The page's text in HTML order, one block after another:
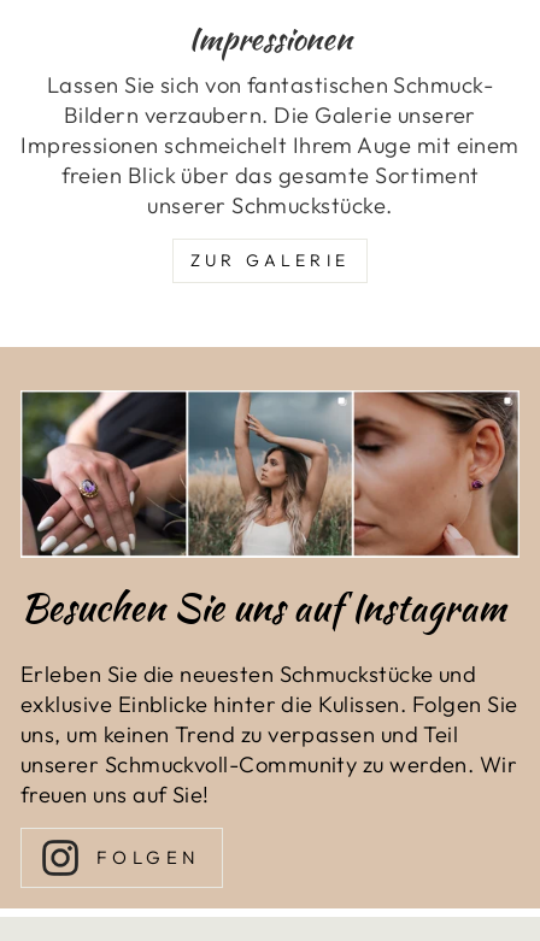
Impressionen
Lassen Sie sich von fantastischen Schmuck-
Bildern verzaubern. Die Galerie unserer
Impressionen schmeichelt Ihrem Auge mit einem
freien Blick über das gesamte Sortiment
unserer Schmuckstücke.
ZUR GALERIE
Besuchen Sie uns auf Instagram
Erleben Sie die neuesten Schmuckstücke und
exklusive Einblicke hinter die Kulissen. Folgen Sie
uns, um keinen Trend zu verpassen und Teil
unserer Schmuckvoll-Community zu werden. Wir
freuen uns auf Sie!
FOLGEN